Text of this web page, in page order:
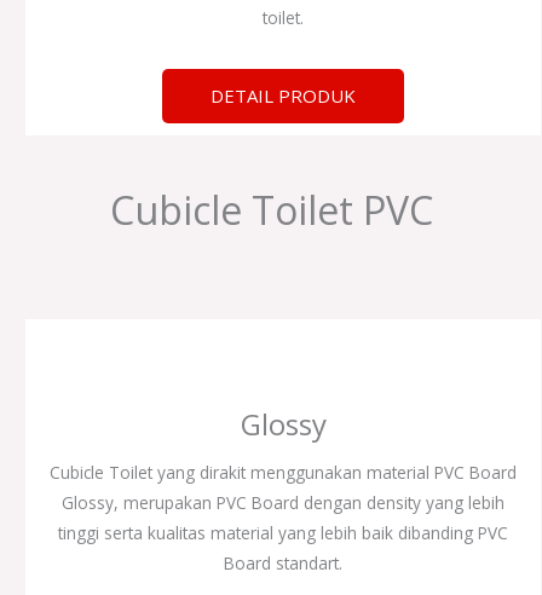
toilet.
DETAIL PRODUK
Cubicle Toilet PVC
Glossy
Cubicle Toilet yang dirakit menggunakan material PVC Board
Glossy, merupakan PVC Board dengan density yang lebih
tinggi serta kualitas material yang lebih baik dibanding PVC
Board standart.